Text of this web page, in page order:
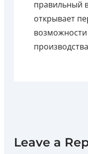
правильный
открывает
возможности
Leave a